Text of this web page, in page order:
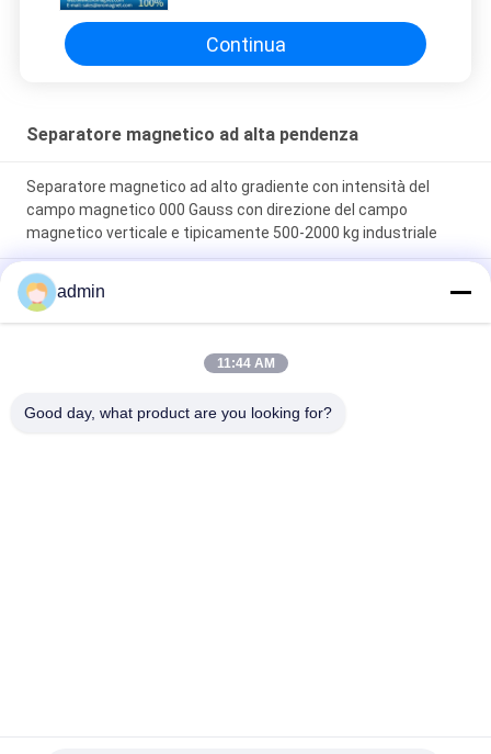
Continua
Separatore magnetico ad alta pendenza
Separatore magnetico ad alto gradiente con intensità del
campo magnetico 000 Gauss con direzione del campo
magnetico verticale e tipicamente 500-2000 kg industriale
La separazione magnetica personalizzata del separatore
magnetico della piastra di ferro di forza del campo magnetico
da 000 gauss dipende dai parametri del modello
l'efficienza della separazione magnetica
admin
11:44 AM
Good day, what product are you looking for?